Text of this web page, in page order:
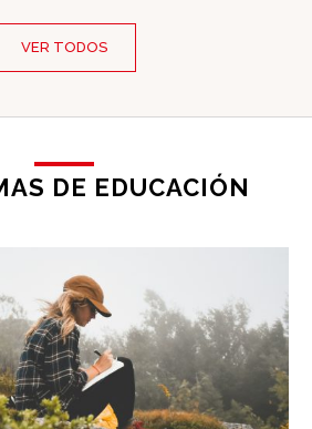
VER TODOS
DE EDUCACIÓN